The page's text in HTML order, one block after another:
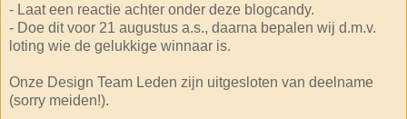
- Laat een reactie achter onder deze blogcandy.
- Doe dit voor 21 augustus a.s., daarna bepalen wij d.m.v.
loting wie de gelukkige winnaar is.
Onze Design Team Leden zijn uitgesloten van deelname
(sorry meiden!).